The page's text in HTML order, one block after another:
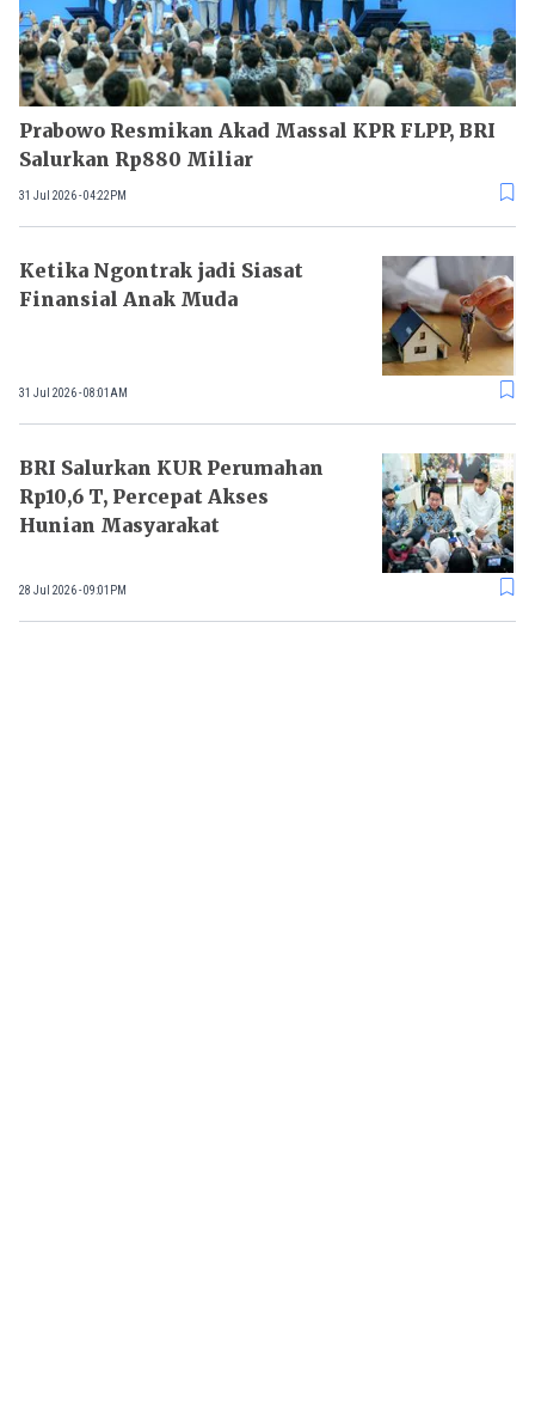
Prabowo Resmikan Akad Massal KPR FLPP, BRI
Salurkan Rp880 Miliar
31 Jul 2026 - 04:22PM
Ketika Ngontrak jadi Siasat
Finansial Anak Muda
31 Jul 2026 - 08:01AM
BRI Salurkan KUR Perumahan
Rp10,6 T, Percepat Akses
Hunian Masyarakat
28 Jul 2026 - 09:01PM